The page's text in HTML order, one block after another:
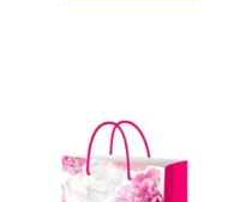
Добавить